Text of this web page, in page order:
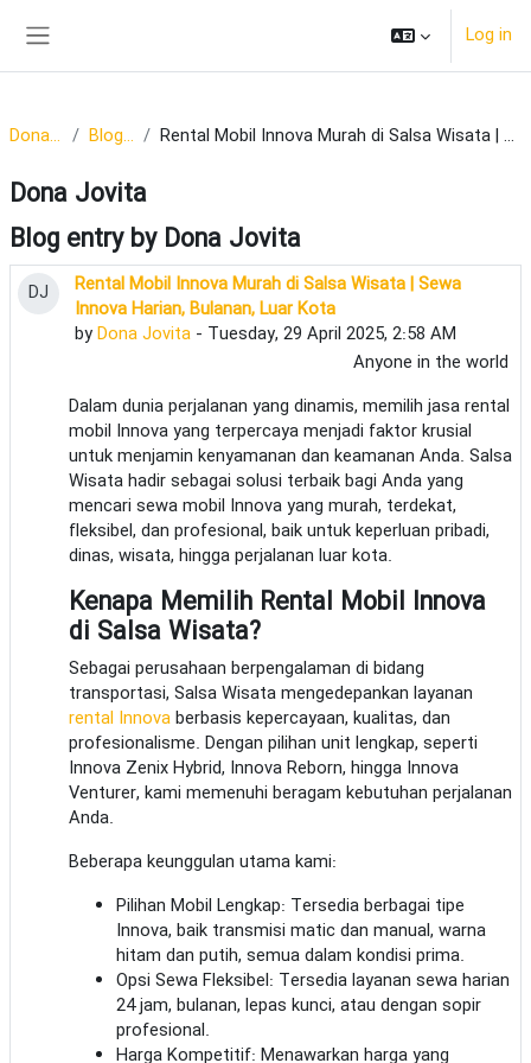
Log in
Dona Jovita Blog entries Rental Mobil Innova Murah di Salsa Wisata | Sewa Innova Harian, Bulanan, Luar Kota
Dona Jovita
Blog entry by Dona Jovita
DJ
Rental Mobil Innova Murah di Salsa Wisata | Sewa
Innova Harian, Bulanan, Luar Kota
byDona Jovita - Tuesday, 29 April 2025, 2:58 AM
Anyone in the world
Dalam dunia perjalanan yang dinamis, memilih jasa rental
mobil Innova yang terpercaya menjadi faktor krusial
untuk menjamin kenyamanan dan keamanan Anda. Salsa
Wisata hadir sebagai solusi terbaik bagi Anda yang
mencari sewa mobil Innova yang murah, terdekat,
fleksibel, dan profesional, baik untuk keperluan pribadi,
dinas, wisata, hingga perjalanan luar kota.
Kenapa Memilih Rental Mobil Innova
di Salsa Wisata?
Sebagai perusahaan berpengalaman di bidang
transportasi, Salsa Wisata mengedepankan layanan
rental Innovaberbasis kepercayaan, kualitas, dan
profesionalisme. Dengan pilihan unit lengkap, seperti
Innova Zenix Hybrid, Innova Reborn, hingga Innova
Venturer, kami memenuhi beragam kebutuhan perjalanan
Anda.
Beberapa keunggulan utama kami:
Pilihan Mobil Lengkap: Tersedia berbagai tipe
Innova, baik transmisi matic dan manual, warna
hitam dan putih, semua dalam kondisi prima.
Opsi Sewa Fleksibel: Tersedia layanan sewa harian
24 jam, bulanan, lepas kunci, atau dengan sopir
profesional.
Harga Kompetitif: Menawarkan harga yang